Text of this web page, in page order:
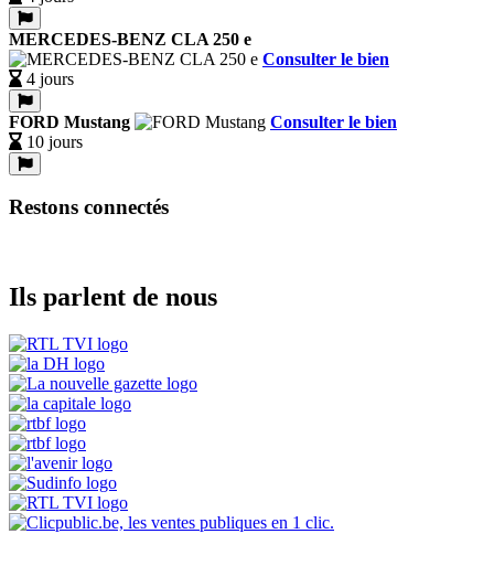
MERCEDES-BENZ CLA 250 e
Consulter le bien
4 jours
FORD Mustang
Consulter le bien
10 jours
Restons connectés
Ils parlent de nous